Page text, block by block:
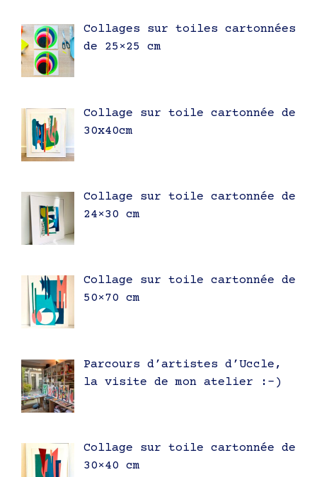
Collages sur toiles cartonnées
de 25×25 cm
Collage sur toile cartonnée de
30x40cm
Collage sur toile cartonnée de
24×30 cm
Collage sur toile cartonnée de
50×70 cm
Parcours d’artistes d’Uccle,
la visite de mon atelier :-)
Collage sur toile cartonnée de
30×40 cm